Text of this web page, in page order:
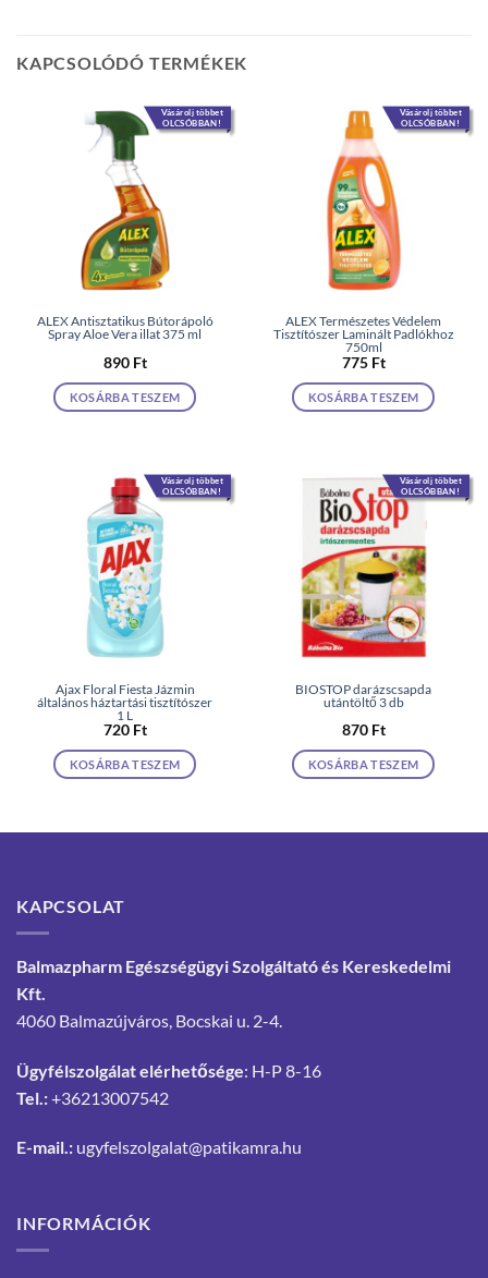
KAPCSOLÓDÓ TERMÉKEK
Vásárolj többet
OLCSÓBBAN!
ALEX Antisztatikus Bútorápoló
Spray Aloe Vera illat 375 ml
890 Ft
KOSÁRBA TESZEM
Vásárolj többet
OLCSÓBBAN!
ALEX Természetes Védelem
Tisztítószer Laminált Padlókhoz
750ml
775 Ft
KOSÁRBA TESZEM
Vásárolj többet
OLCSÓBBAN!
Ajax Floral Fiesta Jázmin
általános háztartási tisztítószer
1 L
720 Ft
KOSÁRBA TESZEM
Vásárolj többet
OLCSÓBBAN!
BIOSTOP darázscsapda
utántöltő 3 db
870 Ft
KOSÁRBA TESZEM
KAPCSOLAT
Balmazpharm Egészségügyi Szolgáltató és Kereskedelmi
Kft.
4060 Balmazújváros, Bocskai u. 2-4.
Ügyfélszolgálat elérhetősége: H-P 8-16
Tel.:+36213007542
E-mail.: ugyfelszolgalat@patikamra.hu
INFORMÁCIÓK